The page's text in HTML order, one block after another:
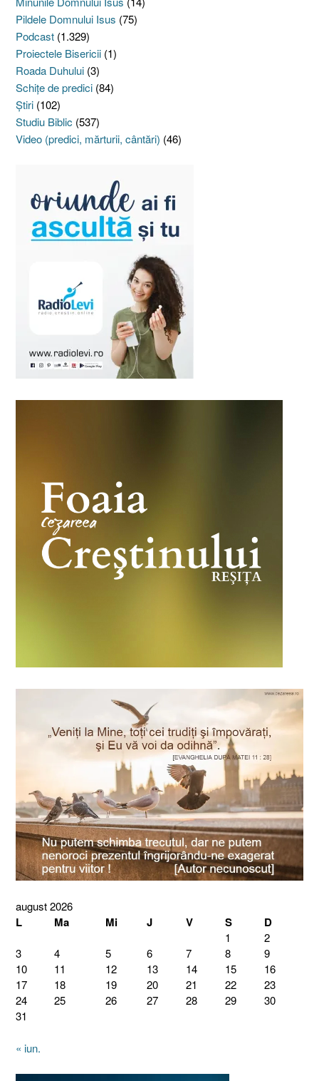
Pildele Domnului Isus (75)
Podcast (1.329)
Proiectele Bisericii (1)
Roada Duhului (3)
Schiţe de predici (84)
Ştiri (102)
Studiu Biblic (537)
Video (predici, mărturii, cântări) (46)
august 2026
L Ma Mi J V S D
1
2
3
4 5 6 7 8
9
10
11 12 13 14 15
16
17
18 19 20 21 22
23
24
25 26 27 28 29
30
31
« iun.